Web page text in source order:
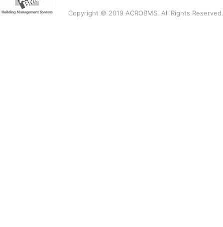
Copyright © 2019 ACROBMS. All Rights Reserved.